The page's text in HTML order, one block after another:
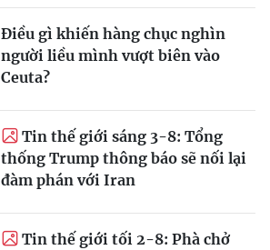
Điều gì khiến hàng chục nghìn
người liều mình vượt biên vào
Ceuta?
Tin thế giới sáng 3-8: Tổng
thống Trump thông báo sẽ nối lại
đàm phán với Iran
Tin thế giới tối 2-8: Phà chở